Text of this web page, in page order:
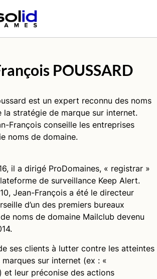
POUSSARD
est un expert reconnu des noms
la stratégie de marque sur internet.
François conseille les entreprises
noms de domaine.
il a dirigé ProDomaines, « registrar »
de surveillance Keep Alert.
Jean-François a été le directeur
d’un des premiers bureaux
noms de domaine Mailclub devenu
ses clients à lutter contre les atteintes
sur internet (ex : «
et leur préconise des actions